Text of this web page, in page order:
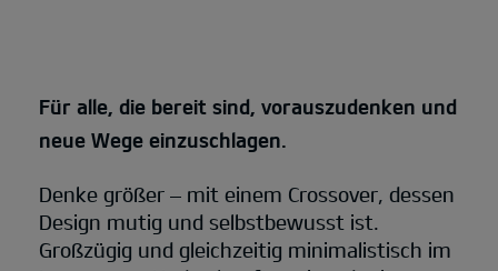
Für alle, die bereit sind, vorauszudenken und
neue Wege einzuschlagen.
Denke größer – mit einem Crossover, dessen
Design mutig und selbstbewusst ist.
Großzügig und gleichzeitig minimalistisch im